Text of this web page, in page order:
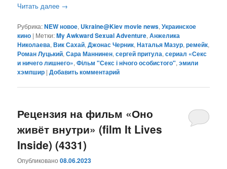
Читать далее →
Рубрика:NEW новое, Ukraine@Kiev movie news,Украинское
кино | Метки:My Awkward Sexual Adventure,Анжелика
Николаева,Вик Сахай,Джонас Черник,Наталья Мазур,ремейк,
Роман Луцький,Сара Маннинен,сергей притула,сериал «Секс
и ничего лишнего»,Фільм "Секс і нічого особистого",эмили
хэмпшир |Добавить комментарий
Рецензия на фильм «Оно
живёт внутри» (film It Lives
Inside) (4331)
Опубликовано08.06.2023